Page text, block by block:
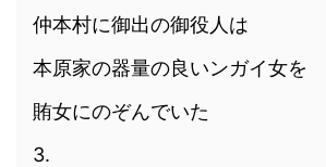
仲本村に御出の御役人は
本原家の器量の良いンガイ女を
賄女にのぞんでいた
3.